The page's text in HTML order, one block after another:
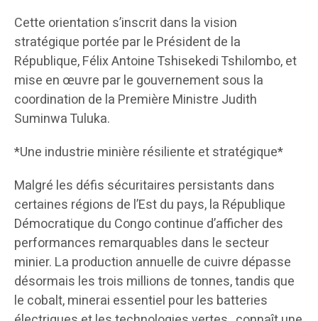
Cette orientation s’inscrit dans la vision
stratégique portée par le Président de la
République, Félix Antoine Tshisekedi Tshilombo, et
mise en œuvre par le gouvernement sous la
coordination de la Première Ministre Judith
Suminwa Tuluka.
*Une industrie minière résiliente et stratégique*
Malgré les défis sécuritaires persistants dans
certaines régions de l’Est du pays, la République
Démocratique du Congo continue d’afficher des
performances remarquables dans le secteur
minier. La production annuelle de cuivre dépasse
désormais les trois millions de tonnes, tandis que
le cobalt, minerai essentiel pour les batteries